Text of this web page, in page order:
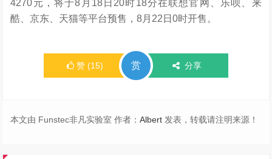
4270元，将于8月18日20时18分在联想官网、乐呗、来
酷、京东、天猫等平台预售，8月22日0时开售。
赞 (15) 赏 分享
本文由 Funstec非凡实验室 作者：Albert 发表，转载请注明来源！